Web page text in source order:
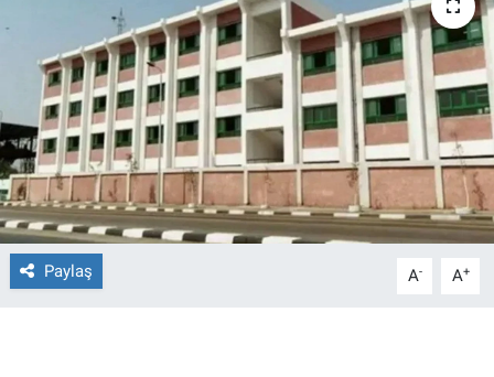
Paylaş A- A+
Eğlence
Ekonomi
Forum
Gerçeğin İzinde
Gün Başlıyor